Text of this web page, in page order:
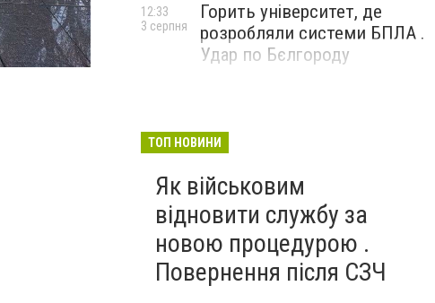
Горить університет, де
розробляли системи БПЛА .
Удар по Бєлгороду
12:33
3 серпня
ТОП НОВИНИ
Як військовим
відновити службу за
новою процедурою .
Повернення після СЗЧ